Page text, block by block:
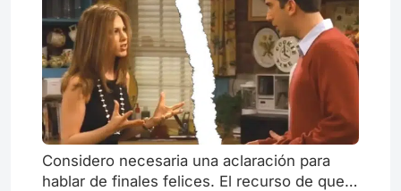
Considero necesaria una aclaración para
hablar de finales felices. El recurso de que